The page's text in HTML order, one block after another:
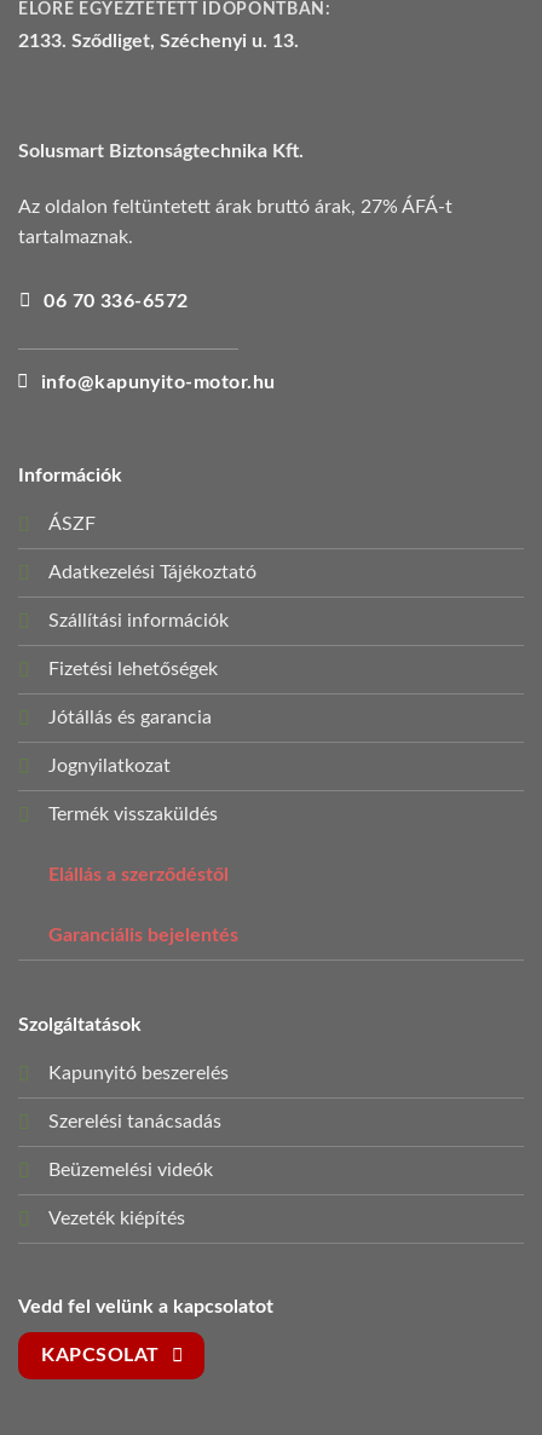
ELŐRE EGYEZTETETT IDŐPONTBAN:
2133. Sződliget, Széchenyi u. 13.
Solusmart Biztonságtechnika Kft.
Az oldalon feltüntetett árak bruttó árak, 27% ÁFÁ-t
tartalmaznak.
06 70 336-6572
info@kapunyito-motor.hu
Információk
ÁSZF
Adatkezelési Tájékoztató
Szállítási információk
Fizetési lehetőségek
Jótállás és garancia
Jognyilatkozat
Termék visszaküldés
Elállás a szerződéstől
Garanciális bejelentés
Szolgáltatások
Kapunyitó beszerelés
Szerelési tanácsadás
Beüzemelési videók
Vezeték kiépítés
Vedd fel velünk a kapcsolatot
KAPCSOLAT